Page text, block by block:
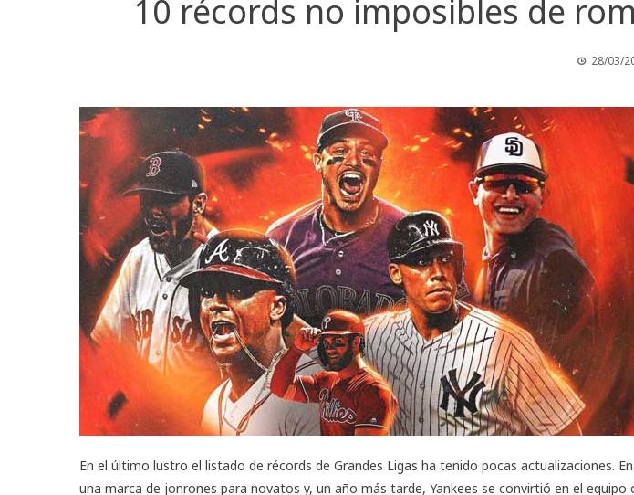
10 récords no imposibles de
28/03/
En el último lustro el listado de récords de Grandes Ligas ha tenido pocas actualizaciones.
una marca de jonrones para novatos y, un año más tarde, Yankees se convirtió en el equipo